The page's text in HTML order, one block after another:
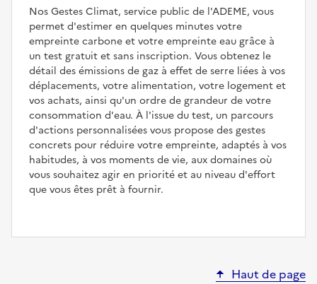
Nos Gestes Climat, service public de l'ADEME, vous
permet d'estimer en quelques minutes votre
empreinte carbone et votre empreinte eau grâce à
un test gratuit et sans inscription. Vous obtenez le
détail des émissions de gaz à effet de serre liées à vos
déplacements, votre alimentation, votre logement et
vos achats, ainsi qu'un ordre de grandeur de votre
consommation d'eau. À l'issue du test, un parcours
d'actions personnalisées vous propose des gestes
concrets pour réduire votre empreinte, adaptés à vos
habitudes, à vos moments de vie, aux domaines où
vous souhaitez agir en priorité et au niveau d'effort
que vous êtes prêt à fournir.
Haut de page